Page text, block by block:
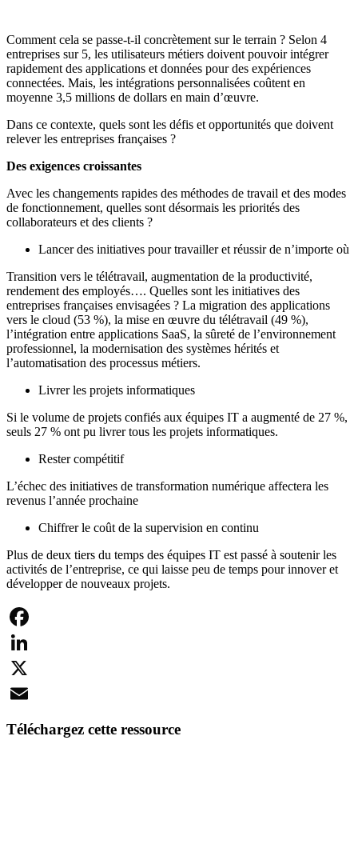
Comment cela se passe-t-il concrètement sur le terrain ? Selon 4
entreprises sur 5, les utilisateurs métiers doivent pouvoir intégrer
rapidement des applications et données pour des expériences
connectées. Mais, les intégrations personnalisées coûtent en
moyenne 3,5 millions de dollars en main d’œuvre.
Dans ce contexte, quels sont les défis et opportunités que doivent
relever les entreprises françaises ?
Des exigences croissantes
Avec les changements rapides des méthodes de travail et des modes
de fonctionnement, quelles sont désormais les priorités des
collaborateurs et des clients ?
Lancer des initiatives pour travailler et réussir de n’importe où
Transition vers le télétravail, augmentation de la productivité,
rendement des employés…. Quelles sont les initiatives des
entreprises françaises envisagées ? La migration des applications
vers le cloud (53 %), la mise en œuvre du télétravail (49 %),
l’intégration entre applications SaaS, la sûreté de l’environnement
professionnel, la modernisation des systèmes hérités et
l’automatisation des processus métiers.
Livrer les projets informatiques
Si le volume de projets confiés aux équipes IT a augmenté de 27 %,
seuls 27 % ont pu livrer tous les projets informatiques.
Rester compétitif
L’échec des initiatives de transformation numérique affectera les
revenus l’année prochaine
Chiffrer le coût de la supervision en continu
Plus de deux tiers du temps des équipes IT est passé à soutenir les
activités de l’entreprise, ce qui laisse peu de temps pour innover et
développer de nouveaux projets.
Facebook
LinkedIn
X
Téléchargez cette ressource